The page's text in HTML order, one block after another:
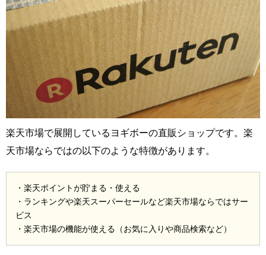
楽天市場で展開しているヨギボーの直販ショップです。楽
天市場ならではの以下のような特徴があります。
・楽天ポイントが貯まる・使える
・ランキングや楽天スーパーセールなど楽天市場ならではサー
ビス
・楽天市場の機能が使える（お気に入りや商品検索など）